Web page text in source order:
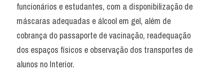
funcionários e estudantes, com a disponibilização de
máscaras adequadas e álcool em gel, além de
cobrança do passaporte de vacinação, readequação
dos espaços físicos e observação dos transportes de
alunos no Interior.